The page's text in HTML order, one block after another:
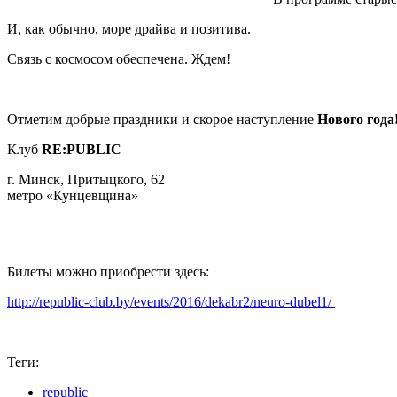
И, как обычно, море драйва и позитива.
Связь с космосом обеспечена. Ждем!
Отметим добрые праздники и скорое наступление Нового
Клуб RE:PUBLIC
г. Минск, Притыцкого, 62
метро «Кунцевщина»
Билеты можно приобрести здесь:
http://republic-club.by/events/2016/dekabr2/neuro-dubel1/
Теги:
republic